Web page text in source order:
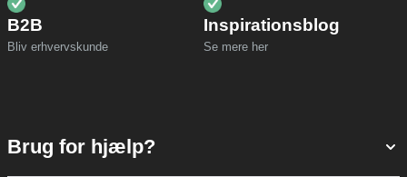
B2B
Bliv erhvervskunde
Inspirationsblog
Se mere her
Brug for hjælp?